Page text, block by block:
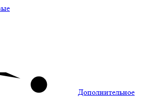
Дополнительное